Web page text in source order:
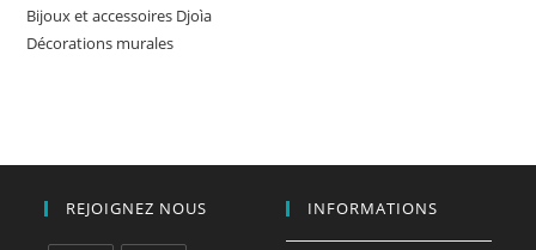
Bijoux et accessoires Djoìa
Décorations murales
REJOIGNEZ NOUS INFORMATIONS